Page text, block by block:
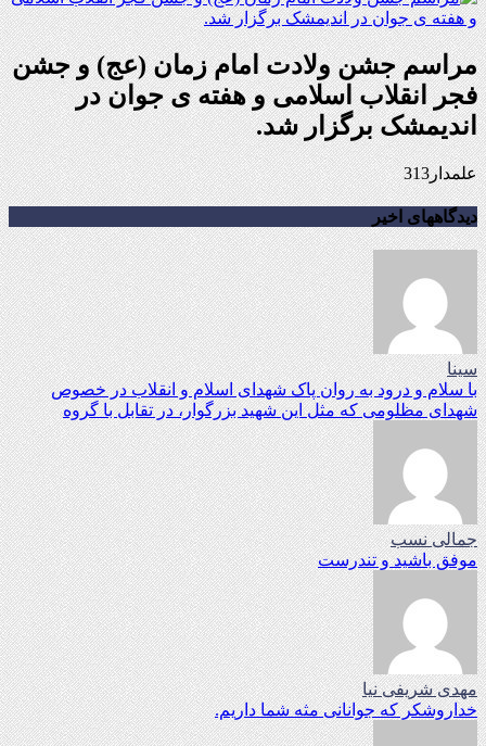
مراسم جشن ولادت امام زمان (عج) و جشن
فجر انقلاب اسلامی و هفته ی جوان در
اندیمشک برگزار شد.
علمدار313
دیدگاههای اخیر
سینا
با سلام و درود به روان پاک شهدای اسلام و انقلاب در خصوص
شهدای مظلومی که مثل این شهید بزرگوار، در تقابل با گروه
جمالی نسب
موفق باشید و تندرست
مهدی شریفی نیا
خداروشکر که جوانانی مثه شما داریم.